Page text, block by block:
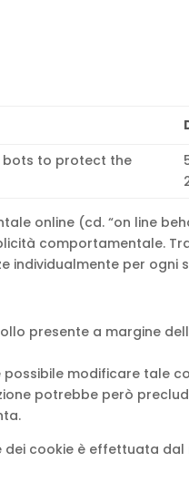
bots to protect the
online (cd. “on line
comportamentale.
individualmente per ogni
presente a margine
modificare tale
potrebbe però
dei cookie è effettuata dal